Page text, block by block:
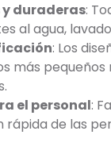
y duraderas:
al agua,
: Los
más
el personal:
rápida de las